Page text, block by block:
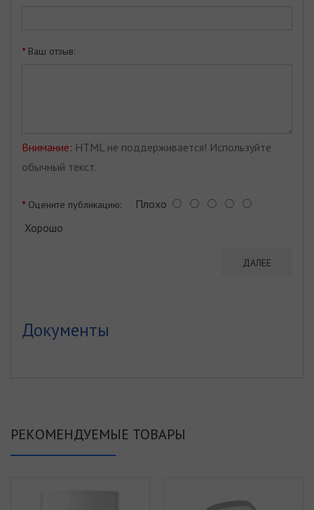
Ваш отзыв:
Внимание: HTML не поддерживается! Используйте
обычный текст.
Оцените публикацию: Плохо
Хорошо
ДАЛЕЕ
Документы
РЕКОМЕНДУЕМЫЕ ТОВАРЫ